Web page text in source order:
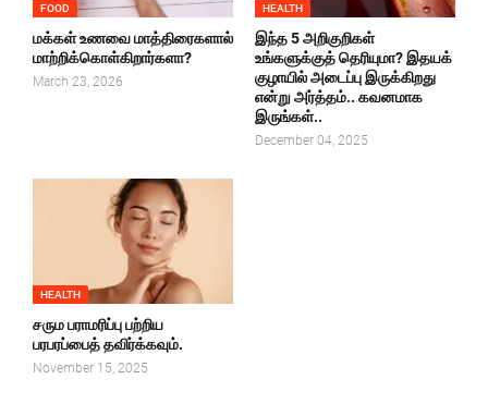
FOOD
மக்கள் உணவை மாத்திரைகளால்
மாற்றிக்கொள்கிறார்களா?
March 23, 2026
HEALTH
இந்த 5 அறிகுறிகள்
உங்களுக்குத் தெரியுமா? இதயக்
குழாயில் அடைப்பு இருக்கிறது
என்று அர்த்தம்.. கவனமாக
இருங்கள்..
December 04, 2025
HEALTH
சரும பராமரிப்பு பற்றிய
பரபரப்பைத் தவிர்க்கவும்.
November 15, 2025